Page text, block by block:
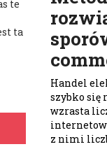
te
ta
Handel
szybko się
wzrasta
z nimi